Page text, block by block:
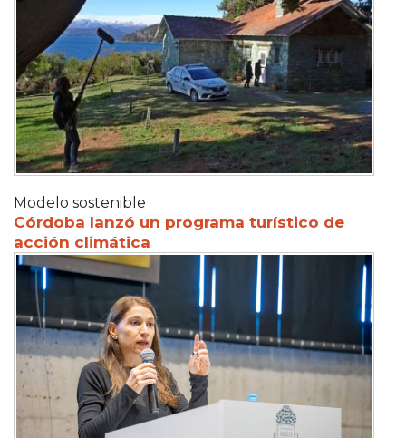
Modelo sostenible
Córdoba lanzó un programa turístico de
acción climática